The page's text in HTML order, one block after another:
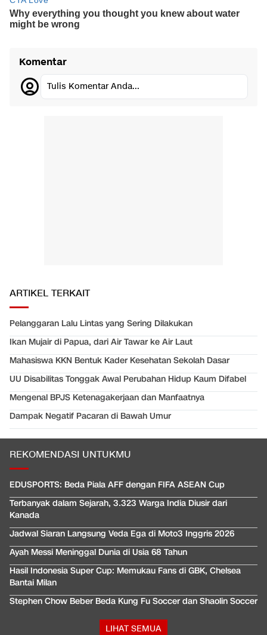
Komentar
Tulis Komentar Anda...
ARTIKEL TERKAIT
Pelanggaran Lalu Lintas yang Sering Dilakukan
Ikan Mujair di Papua, dari Air Tawar ke Air Laut
Mahasiswa KKN Bentuk Kader Kesehatan Sekolah Dasar
UU Disabilitas Tonggak Awal Perubahan Hidup Kaum Difabel
Mengenal BPJS Ketenagakerjaan dan Manfaatnya
Dampak Negatif Pacaran di Bawah Umur
REKOMENDASI UNTUKMU
EDUSPORTS: Beda Piala AFF dengan FIFA ASEAN Cup
Terbanyak dalam Sejarah, 3.323 Warga India Diusir dari
Kanada
Jadwal Siaran Langsung Veda Ega di Moto3 Inggris 2026
Ayah Messi Meninggal Dunia di Usia 68 Tahun
Hasil Indonesia Super Cup: Memukau Fans di GBK, Chelsea
Bantai Milan
Stephen Chow Beber Beda Kung Fu Soccer dan Shaolin Soccer
LIHAT SEMUA